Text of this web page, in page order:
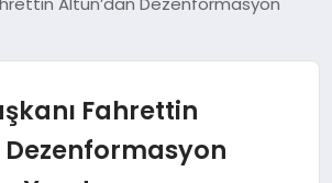
Fahrettin
Dezenformasyon